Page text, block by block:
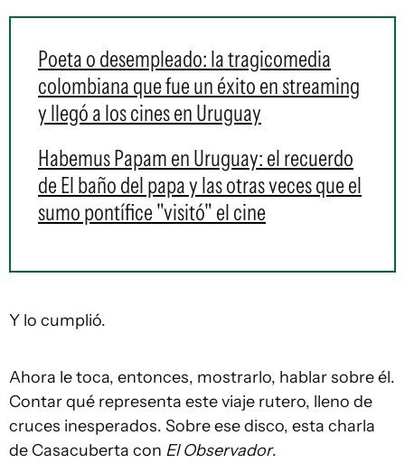
Poeta o desempleado: la tragicomedia
colombiana que fue un éxito en streaming
y llegó a los cines en Uruguay
Habemus Papam en Uruguay: el recuerdo
de El baño del papa y las otras veces que el
sumo pontífice "visitó" el cine
Y lo cumplió.
Ahora le toca, entonces, mostrarlo, hablar sobre él.
Contar qué representa este viaje rutero, lleno de
cruces inesperados. Sobre ese disco, esta charla
de Casacuberta con El Observador.